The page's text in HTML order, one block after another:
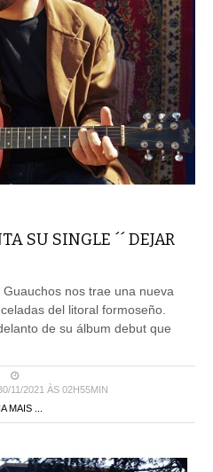
SU SINGLE ´´ DEJAR
nos trae una nueva
del litoral formoseño.
de su álbum debut que
11/2021 ÀS 02H55MIN
MAIS ...